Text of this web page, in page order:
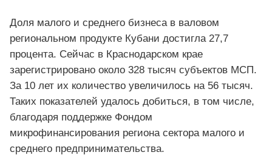
Доля малого и среднего бизнеса в валовом
региональном продукте Кубани достигла 27,7
процента. Сейчас в Краснодарском крае
зарегистрировано около 328 тысяч субъектов МСП.
За 10 лет их количество увеличилось на 56 тысяч.
Таких показателей удалось добиться, в том числе,
благодаря поддержке Фондом
микрофинансирования региона сектора малого и
среднего предпринимательства.